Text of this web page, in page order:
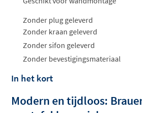
Zonder plug geleverd
Zonder kraan geleverd
Zonder sifon geleverd
Zonder bevestigingsmateriaal
In het kort
Modern en tijdloos: